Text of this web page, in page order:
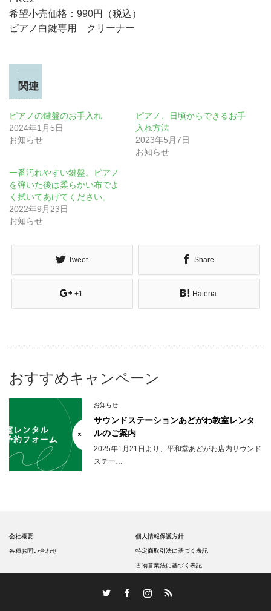
希望小売価格：990円（税込）
ピアノ白鍵専用 クリーナー
関連
ピアノの鍵盤のお手入れ
2024年1月5日
お知らせ
ピアノ、日頃からできるお手
入れ方法
2023年5月7日
お知らせ
一番汚れやすい鍵盤。ピアノ
を弾いた後は柔らかい布でよ
く拭いてあげてください。
2022年9月23日
お知らせ
Tweet Share
+1 Hatena
おすすめキャンペーン
お知らせ
サウンドステーションあどがわ教室レンタ
ルのご案内
2025年1月21日より、平和堂あどがわ店内サウンド
ステー…
会社概要
各種お問い合わせ
個人情報保護方針
特定商取引法に基づく表記
古物営業法に基づく表記
InstagramRSS